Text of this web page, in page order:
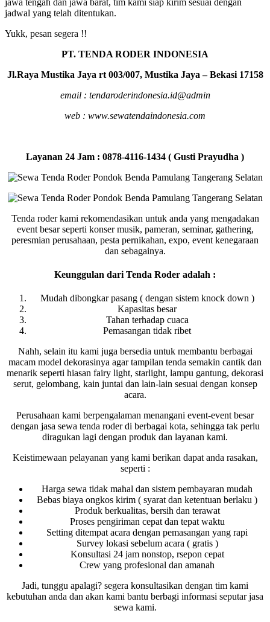
jadwal yang telah ditentukan.
Yukk, pesan segera !!
PT. TENDA RODER INDONESIA
Jl.Raya Mustika Jaya rt 003/007, Mustika Jaya – Bekasi 17158
email : tendaroderindonesia.id@admin
web : www.sewatendaindonesia.com
Layanan 24 Jam : 0878-4116-1434 ( Gusti Prayudha )
Tenda roder kami rekomendasikan untuk anda yang mengadakan
event besar seperti konser musik, pameran, seminar, gathering,
peresmian perusahaan, pesta pernikahan, expo, event kenegaraan
dan sebagainya.
Keunggulan dari Tenda Roder adalah :
Mudah dibongkar pasang ( dengan sistem knock down )
Kapasitas besar
Tahan terhadap cuaca
Pemasangan tidak ribet
Nahh, selain itu kami juga bersedia untuk membantu berbagai
macam model dekorasinya agar tampilan tenda semakin cantik dan
menarik seperti hiasan fairy light, starlight, lampu gantung, dekorasi
serut, gelombang, kain juntai dan lain-lain sesuai dengan konsep
acara.
Perusahaan kami berpengalaman menangani event-event besar
dengan jasa sewa tenda roder di berbagai kota, sehingga tak perlu
diragukan lagi dengan produk dan layanan kami.
Keistimewaan pelayanan yang kami berikan dapat anda rasakan,
seperti :
Harga sewa tidak mahal dan sistem pembayaran mudah
Bebas biaya ongkos kirim ( syarat dan ketentuan berlaku )
Produk berkualitas, bersih dan terawat
Proses pengiriman cepat dan tepat waktu
Setting ditempat acara dengan pemasangan yang rapi
Survey lokasi sebelum acara ( gratis )
Konsultasi 24 jam nonstop, rsepon cepat
Crew yang profesional dan amanah
Jadi, tunggu apalagi? segera konsultasikan dengan tim kami
kebutuhan anda dan akan kami bantu berbagi informasi seputar jasa
sewa kami.